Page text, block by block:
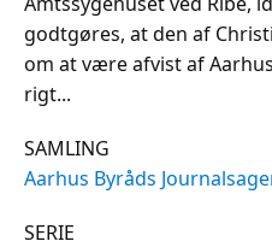
godtgøres, at den af
om at være afvist af
rigt...
SAMLING
Aarhus Byråds
SERIE